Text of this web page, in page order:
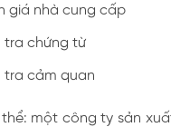
giá nhà cung cấp
tra chứng từ
tra cảm quan
một công ty sản